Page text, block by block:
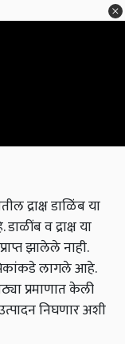
द्राक्ष डाळिंब या
व द्राक्ष या
झालेले नाही.
लागले आहे.
प्रमाणात केली
निघणार अशी